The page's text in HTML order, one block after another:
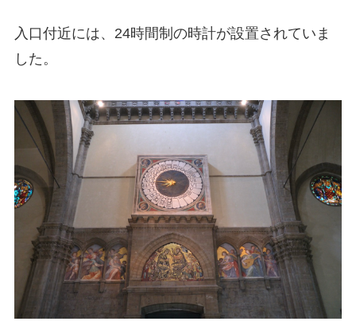
入口付近には、24時間制の時計が設置されていま
した。